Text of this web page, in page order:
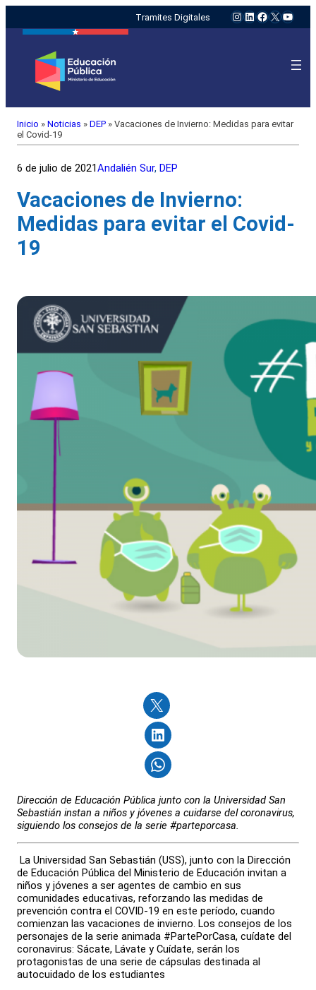
Tramites Digitales Instagram
LinkedIn
Facebook
X
Inicio » Noticias » DEP » Vacaciones de Invierno: Medidas para evitar
el Covid-19
6 de julio de 2021Andalién Sur, DEP
Vacaciones de Invierno:
Medidas para evitar el Covid-
19
Dirección de Educación Pública junto con la Universidad San
Sebastián instan a niños y jóvenes a cuidarse del coronavirus,
siguiendo los consejos de la serie #parteporcasa.
La Universidad San Sebastián (USS), junto con la Dirección
de Educación Pública del Ministerio de Educación invitan a
niños y jóvenes a ser agentes de cambio en sus
comunidades educativas, reforzando las medidas de
prevención contra el COVID-19 en este período, cuando
comienzan las vacaciones de invierno. Los consejos de los
personajes de la serie animada #PartePorCasa, cuídate del
coronavirus: Sácate, Lávate y Cuídate, serán los
protagonistas de una serie de cápsulas destinada al
autocuidado de los estudiantes